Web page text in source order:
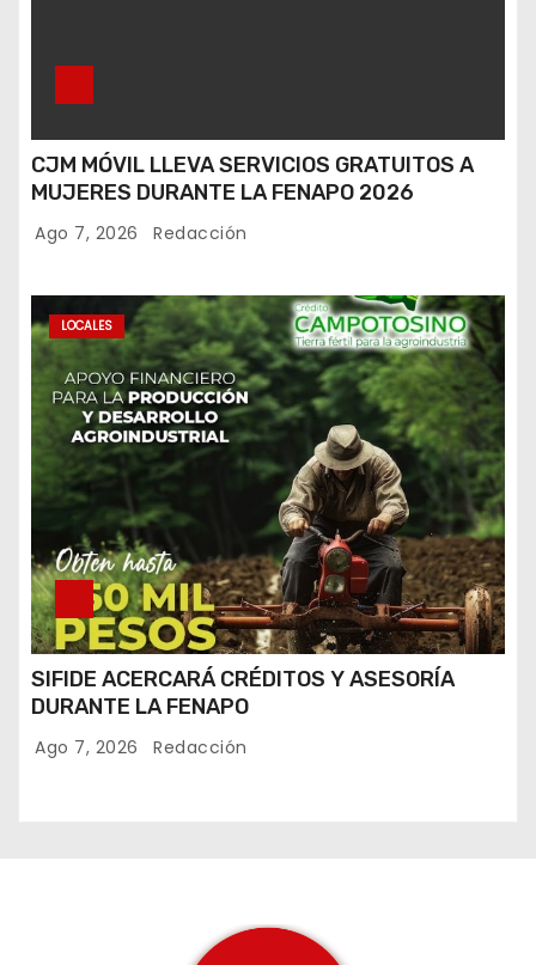
CJM MÓVIL LLEVA SERVICIOS GRATUITOS A
MUJERES DURANTE LA FENAPO 2026
Ago 7, 2026 Redacción
LOCALES
SIFIDE ACERCARÁ CRÉDITOS Y ASESORÍA
DURANTE LA FENAPO
Ago 7, 2026 Redacción